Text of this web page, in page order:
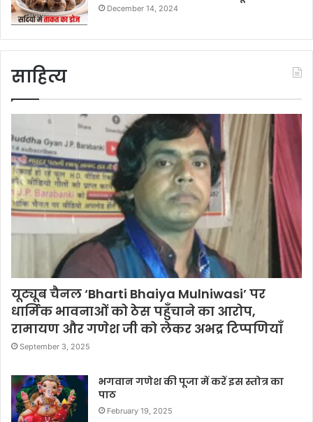
December 14, 2024
साहित्य
यूट्यूब चैनल ‘Bharti Bhaiya Mulniwasi’ पर
धार्मिक भावनाओं को ठेस पहुँचाने का आरोप,
रामायण और गणेश जी को लेकर अभद्र टिप्पणियाँ
September 3, 2025
भगवान गणेश की पूजा में करें इस स्तोत्र का
पाठ
February 19, 2025